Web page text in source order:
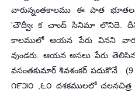
వారున్నంతకాలము ఈ పాత
'చౌద్వీఁ క చాంద్ సినిమా లొనిదె.
కాలములో ఆయన పేరు వినని
వుండరు. ఆయన అసలు పేరు
వసంతకుమార్ శివశంకర్ పదుకొనే .
౧౯౫౦ ,౬౦ దశకములలో